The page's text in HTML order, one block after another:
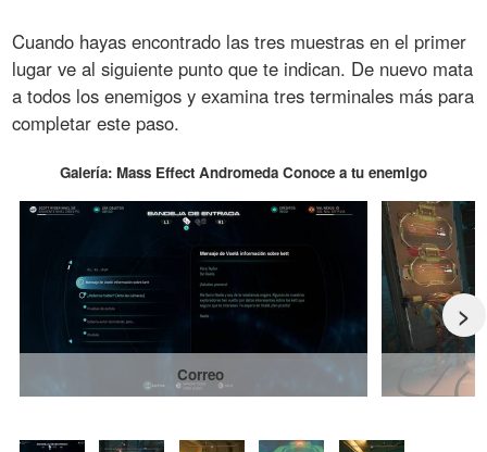
Cuando hayas encontrado las tres muestras en el primer
lugar ve al siguiente punto que te indican. De nuevo mata
a todos los enemigos y examina tres terminales más para
completar este paso.
Galería: Mass Effect Andromeda Conoce a tu enemigo
>
Correo